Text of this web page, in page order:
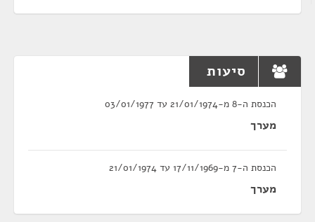
סיעות
הכנסת ה-8 מ-21/01/1974 עד 03/01/1977
מערך
הכנסת ה-7 מ-17/11/1969 עד 21/01/1974
מערך